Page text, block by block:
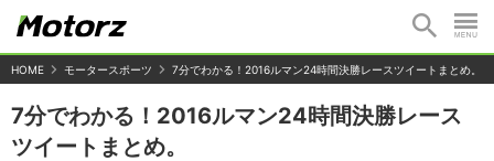
HOME モータースポーツ 7分でわかる！2016ルマン24時間決勝レースツイートまとめ。
7分でわかる！2016ルマン24時間決勝レース
ツイートまとめ。